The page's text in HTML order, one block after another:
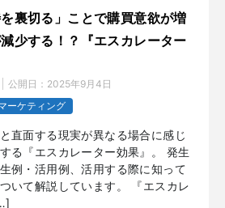
を裏切る」ことで購買意欲が増
少する！？『エスカレーター
公開日： 2025年9月4日
ーケティング
直面する現実が異なる場合に感じ
る『エスカレーター効果』。 発生
例・活用例、活用する際に知って
いて解説しています。 『エスカレ